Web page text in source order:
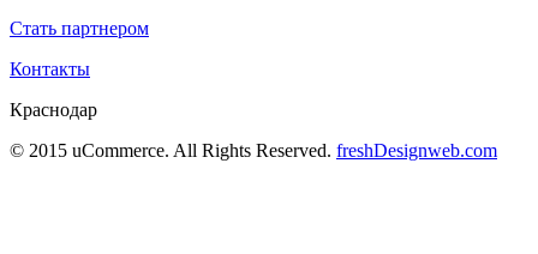
Стать партнером
Контакты
Краснодар
© 2015 uCommerce. All Rights Reserved. freshDesignweb.com